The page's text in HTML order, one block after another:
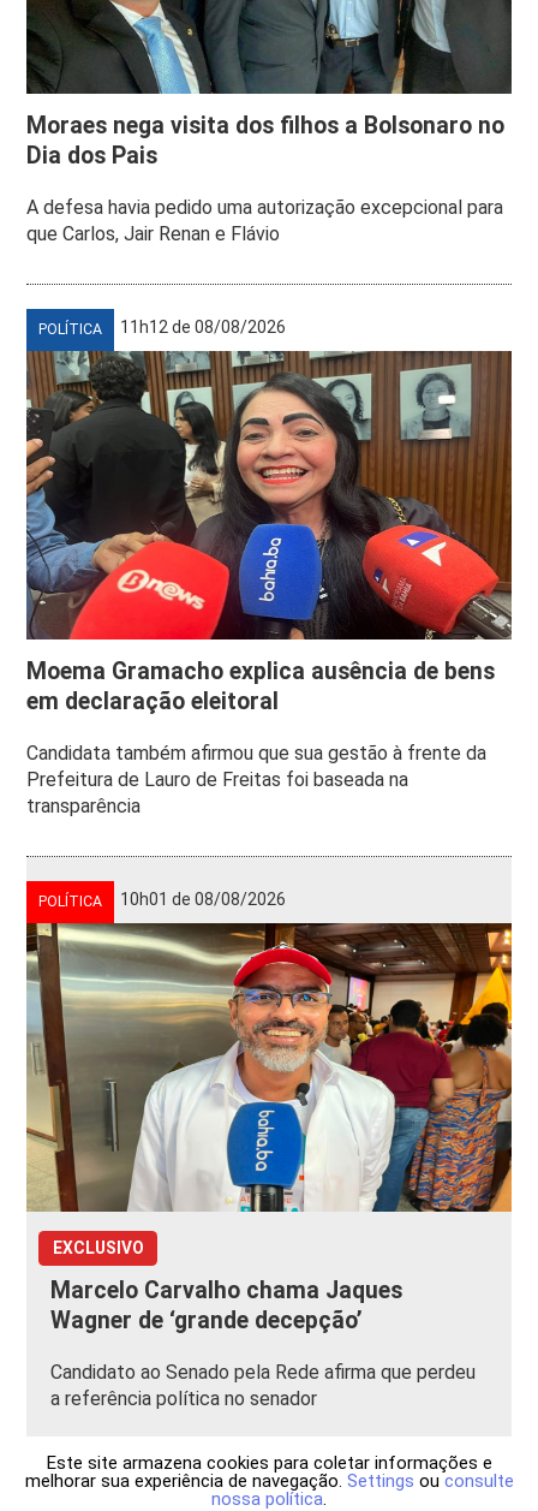
Moraes nega visita dos filhos a Bolsonaro no
Dia dos Pais
A defesa havia pedido uma autorização excepcional para
que Carlos, Jair Renan e Flávio
POLÍTICA 11h12 de 08/08/2026
Moema Gramacho explica ausência de bens
em declaração eleitoral
Candidata também afirmou que sua gestão à frente da
Prefeitura de Lauro de Freitas foi baseada na
transparência
POLÍTICA 10h01 de 08/08/2026
EXCLUSIVO
Marcelo Carvalho chama Jaques
Wagner de ‘grande decepção’
Candidato ao Senado pela Rede afirma que perdeu
a referência política no senador
Este site armazena cookies para coletar informações e
melhorar sua experiência de navegação. Settings ou consulte
nossa política.